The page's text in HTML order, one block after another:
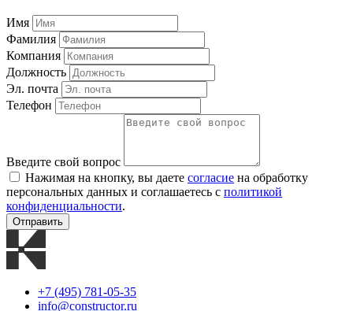
Имя
Фамилия
Компания
Должность
Эл. почта
Телефон
Введите свой вопрос
Нажимая на кнопку, вы даете согласие на обработку
персональных данных и соглашаетесь с политикой
конфиденциальности.
Отправить
+7 (495) 781-05-35
info@constructor.ru